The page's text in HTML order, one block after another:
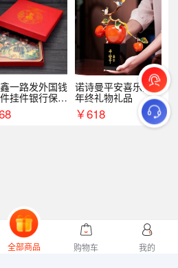
一路发外国钱
挂件银行保险
诺诗曼平安喜乐摆件
年终礼物礼品
￥618
全部商品 购物车 我的